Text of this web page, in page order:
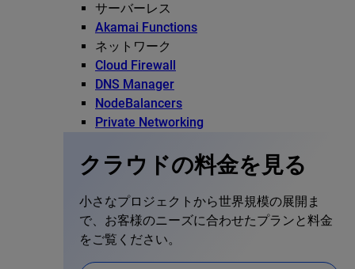
サーバーレス
Akamai Functions
ネットワーク
Cloud Firewall
DNS Manager
NodeBalancers
Private Networking
クラウドの料金を見る
小さなプロジェクトから世界規模の展開ま
で、お客様のニーズに合わせたプランと料金
をご覧ください。